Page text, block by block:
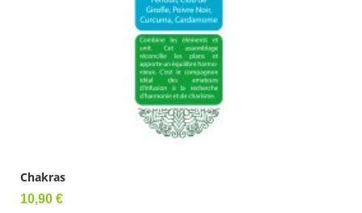
Chakras
Prix
10,90 €